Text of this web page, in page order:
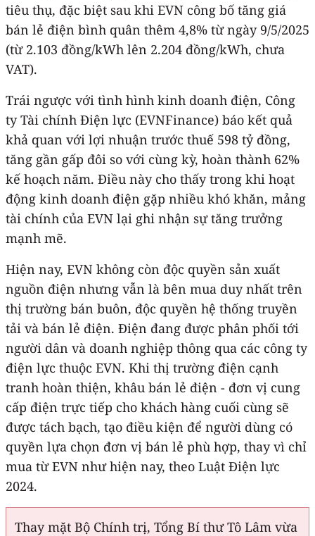
tiêu thụ, đặc biệt sau khi EVN công bố tăng giá
bán lẻ điện bình quân thêm 4,8% từ ngày 9/5/2025
(từ 2.103 đồng/kWh lên 2.204 đồng/kWh, chưa
VAT).
Trái ngược với tình hình kinh doanh điện, Công
ty Tài chính Điện lực (EVNFinance) báo kết quả
khả quan với lợi nhuận trước thuế 598 tỷ đồng,
tăng gần gấp đôi so với cùng kỳ, hoàn thành 62%
kế hoạch năm. Điều này cho thấy trong khi hoạt
động kinh doanh điện gặp nhiều khó khăn, mảng
tài chính của EVN lại ghi nhận sự tăng trưởng
mạnh mẽ.
Hiện nay, EVN không còn độc quyền sản xuất
nguồn điện nhưng vẫn là bên mua duy nhất trên
thị trường bán buôn, độc quyền hệ thống truyền
tải và bán lẻ điện. Điện đang được phân phối tới
người dân và doanh nghiệp thông qua các công ty
điện lực thuộc EVN. Khi thị trường điện cạnh
tranh hoàn thiện, khâu bán lẻ điện - đơn vị cung
cấp điện trực tiếp cho khách hàng cuối cùng sẽ
được tách bạch, tạo điều kiện để người dùng có
quyền lựa chọn đơn vị bán lẻ phù hợp, thay vì chỉ
mua từ EVN như hiện nay, theo Luật Điện lực
2024.
Thay mặt Bộ Chính trị, Tổng Bí thư Tô Lâm vừa